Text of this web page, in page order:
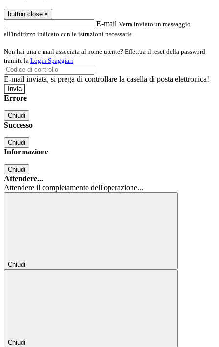
button close ×
E-mail Verrà inviato un messaggio
all'indirizzo indicato con le istruzioni necessarie.
Non hai una e-mail associata al nome utente? Effettua il reset della password
tramite la Login Spaggiari
E-mail inviata, si prega di controllare la casella di posta elettronica!
Errore
Chiudi
Successo
Chiudi
Informazione
Chiudi
Attendere...
Attendere il completamento dell'operazione...
Chiudi
Chiudi